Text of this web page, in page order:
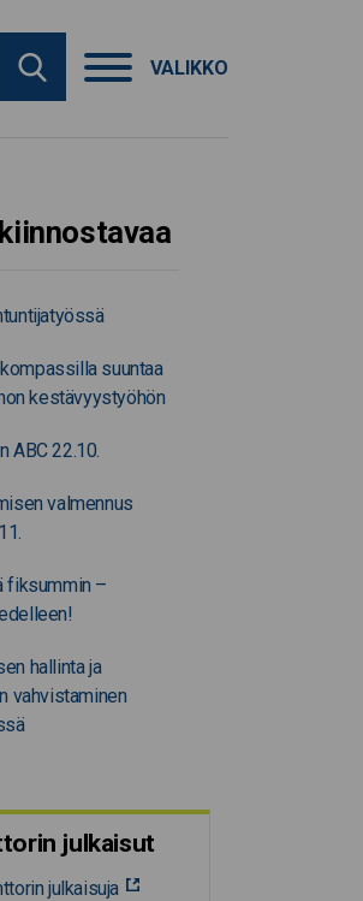
VALIKKO
suuntaa
kestävyystyöhön
ABC 22.10.
valmennus
fiksummin –
hallinta ja
vahvistaminen
julkaisut
julkaisuja